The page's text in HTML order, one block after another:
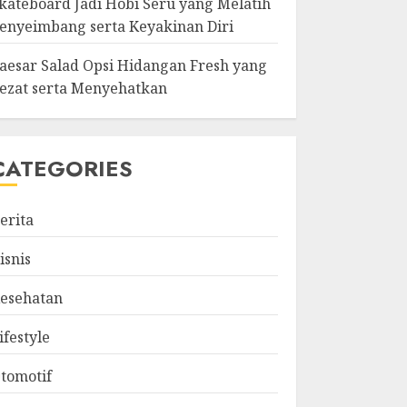
serta Keyakinan Diri
Salad Opsi Hidangan Fresh yang
serta Menyehatkan